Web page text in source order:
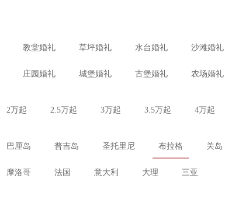
教堂婚礼 草坪婚礼 水台婚礼 沙滩婚礼
庄园婚礼 城堡婚礼 古堡婚礼 农场婚礼
2万起 2.5万起 3万起 3.5万起 4万起
巴厘岛 普吉岛 圣托里尼 布拉格 关岛
摩洛哥 法国 意大利 大理 三亚